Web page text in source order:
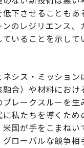
下させることも
のレジリエンス
いることを示し
シス・ミッショ
合）や材料にお
レークスルーを
私たちを導くた
国が手をこまね
ローバルな競争相